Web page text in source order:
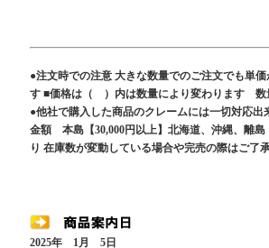
●注文時での注意 大きな数量でのご注文でも単
す ■価格は（ ）内は数量により変わります 数
●他社で購入した商品のクレームには一切対応
金額 本島【30,000円以上】北海道、沖縄、離
り 在庫数が変動している場合や完売の際はご了承
2025年 1月 5日